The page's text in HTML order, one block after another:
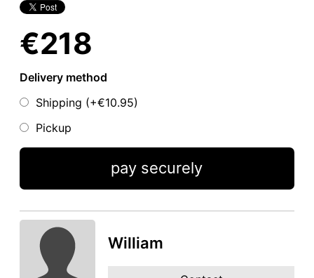
€218
Delivery method
Shipping (+€10.95)
Pickup
pay securely
William